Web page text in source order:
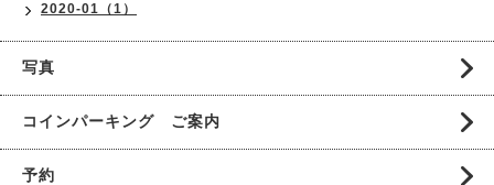
2020-01（1）
写真
コインパーキング ご案内
予約